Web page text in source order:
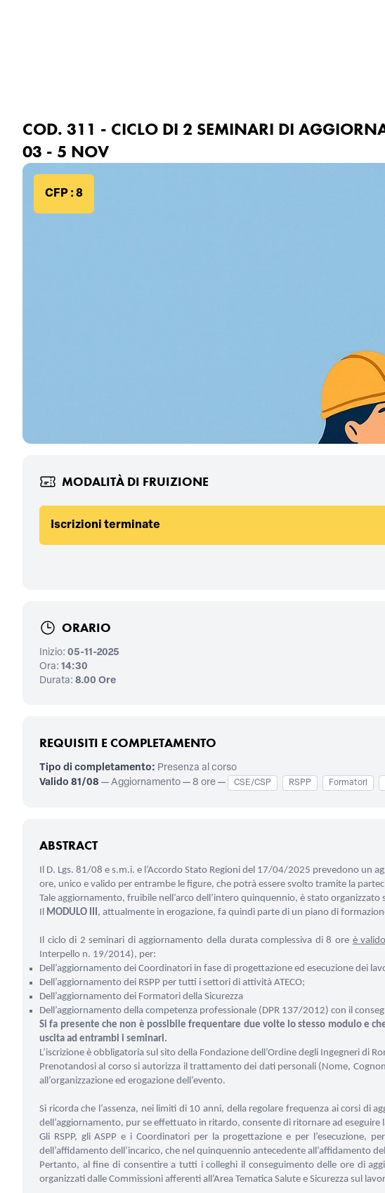
COD. 311 - CICLO DI 2 SEMINARI DI
03 - 5 NOV
CFP : 8
MODALITÀ DI FRUIZIONE
Iscrizioni terminate
ORARIO
Inizio: 05-11-2025
Ora: 14:30
Durata: 8.00 Ore
REQUISITI E COMPLETAMENTO
Tipo di completamento: Presenza al corso
Valido 81/08 — Aggiornamento — 8 ore — CSE/CSP RSPP Formatori
ABSTRACT
Il D. Lgs. 81/08 e s.m.i. e l’Accordo Stato Regioni del 17/04/2025 prevedono un
ore, unico e valido per entrambe le figure, che potrà essere svolto tramite la
Tale aggiornamento, fruibile nell’arco dell’intero quinquennio, è stato
Il MODULO III, attualmente in erogazione, fa quindi parte di un piano di
Il ciclo di 2 seminari di aggiornamento della durata complessiva di 8 ore è
Interpello n. 19/2014), per:
Dell’aggiornamento dei Coordinatori in fase di progettazione ed esecuzione dei
Dell’aggiornamento dei RSPP per tutti i settori di attività ATECO;
Dell’aggiornamento dei Formatori della Sicurezza
Dell’aggiornamento della competenza professionale (DPR 137/2012) con il
Si fa presente che non è possibile frequentare due volte lo stesso modulo e
uscita ad entrambi i seminari.
L’iscrizione è obbligatoria sul sito della Fondazione dell’Ordine degli Ingegneri di
Prenotandosi al corso si autorizza il trattamento dei dati personali (Nome,
all’organizzazione ed erogazione dell’evento.
Si ricorda che l’assenza, nei limiti di 10 anni, della regolare frequenza ai corsi
dell’aggiornamento, pur se effettuato in ritardo, consente di ritornare ad eseguire
Gli RSPP, gli ASPP e i Coordinatori per la progettazione e per
dell’affidamento dell’incarico, che nel quinquennio antecedente all’affidamento
Pertanto, al fine di consentire a tutti i colleghi il conseguimento delle ore di
organizzati dalle Commissioni afferenti all’Area Tematica Salute e Sicurezza sul